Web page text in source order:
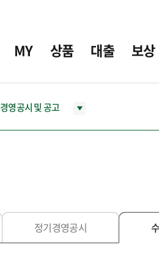
MY 상품 대출 보상
경영공시 및 공고
정기경영공시